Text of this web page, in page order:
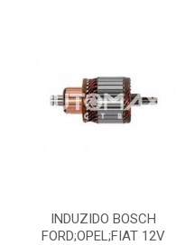
INDUZIDO BOSCH
FORD;OPEL;FIAT 12V